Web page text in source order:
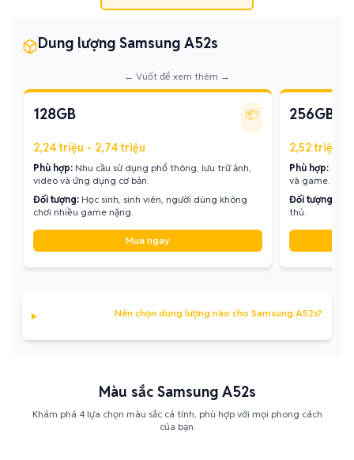
Dung lượng Samsung A52s
← Vuốt để xem thêm →
128GB 📦
2,24 triệu - 2,74 triệu
Phù hợp: Nhu cầu sử dụng phổ thông, lưu trữ ảnh,
video và ứng dụng cơ bản.
Đối tượng: Học sinh, sinh viên, người dùng không
chơi nhiều game nặng.
Mua ngay
256GB
2,52 triệu -
Phù hợp:
và game.
Đối tượng:
thủ.
Nên chọn dung lượng nào cho Samsung A52s?
Màu sắc Samsung A52s
Khám phá 4 lựa chọn màu sắc cá tính, phù hợp với mọi phong cách
của bạn.